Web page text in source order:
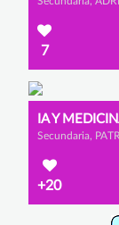
7
IA Y
+20